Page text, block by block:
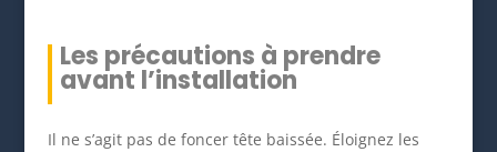
Les précautions à prendre
avant l’installation
Il ne s’agit pas de foncer tête baissée. Éloignez les